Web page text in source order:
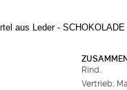
Rind.
Vertrieb: